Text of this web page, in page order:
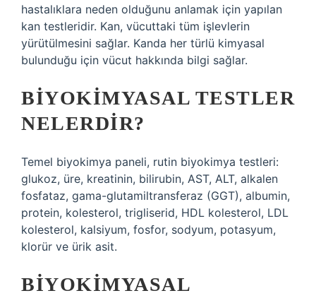
hastalıklara neden olduğunu anlamak için yapılan
kan testleridir. Kan, vücuttaki tüm işlevlerin
yürütülmesini sağlar. Kanda her türlü kimyasal
bulunduğu için vücut hakkında bilgi sağlar.
BIYOKIMYASAL TESTLER
NELERDIR?
Temel biyokimya paneli, rutin biyokimya testleri:
glukoz, üre, kreatinin, bilirubin, AST, ALT, alkalen
fosfataz, gama-glutamiltransferaz (GGT), albumin,
protein, kolesterol, trigliserid, HDL kolesterol, LDL
kolesterol, kalsiyum, fosfor, sodyum, potasyum,
klorür ve ürik asit.
BIYOKIMYASAL